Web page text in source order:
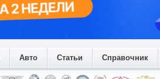
Авто Статьи Справочник